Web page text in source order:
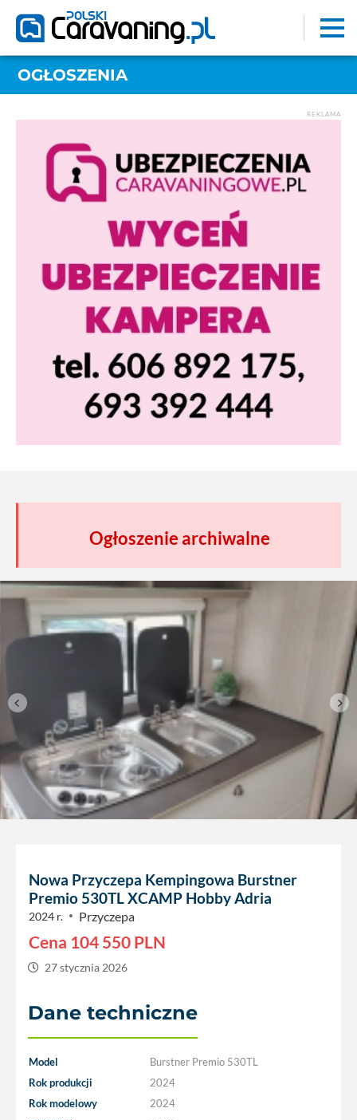
OGŁOSZENIA
REKLAMA
Ogłoszenie archiwalne
Nowa Przyczepa Kempingowa Burstner
Premio 530TL XCAMP Hobby Adria
2024 r. Przyczepa
Cena 104 550 PLN
27 stycznia 2026
Dane techniczne
Model
Burstner Premio 530TL
Rok produkcji
2024
Rok modelowy
2024